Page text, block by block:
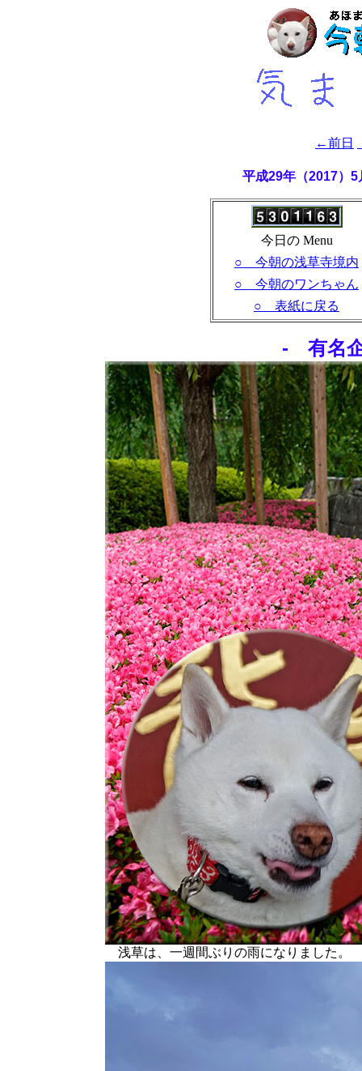
←前日
平成29年（2017
今日の Menu
○ 今朝の浅草寺境内
○ 今朝のワンちゃん
○ 表紙に戻る
- 有名
浅草は、一週間ぶりの雨になりました。